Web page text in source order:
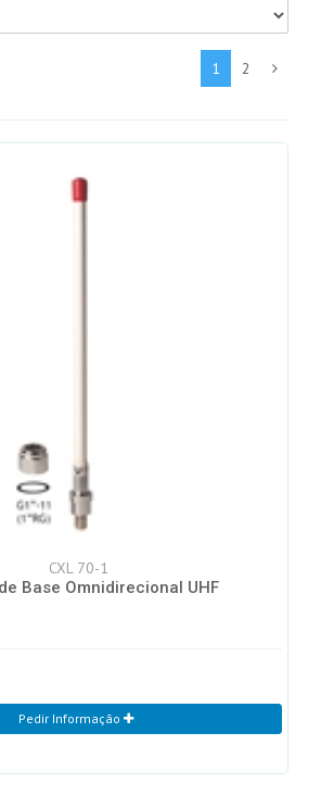
1 2
CXL 70-1
Base Omnidirecional UHF
Pedir Informação